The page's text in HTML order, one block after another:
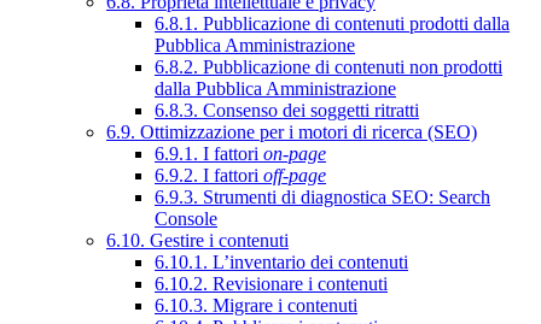
6.8.1. Pubblicazione di contenuti prodotti dalla
Pubblica Amministrazione
6.8.2. Pubblicazione di contenuti non prodotti
dalla Pubblica Amministrazione
6.8.3. Consenso dei soggetti ritratti
6.9. Ottimizzazione per i motori di ricerca (SEO)
6.9.1. I fattori on-page
6.9.2. I fattori off-page
6.9.3. Strumenti di diagnostica SEO: Search
Console
6.10. Gestire i contenuti
6.10.1. L’inventario dei contenuti
6.10.2. Revisionare i contenuti
6.10.3. Migrare i contenuti